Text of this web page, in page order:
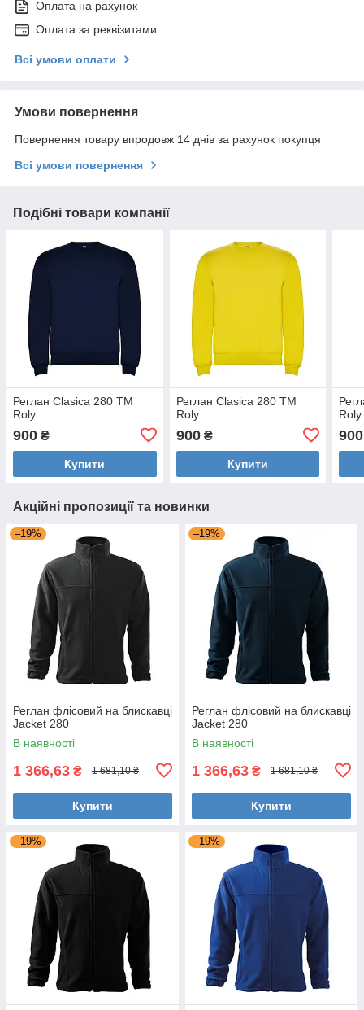
Оплата на рахунок
Оплата за реквізитами
Всі умови оплати
Умови повернення
Повернення товару впродовж 14 днів за рахунок покупця
Всі умови повернення
Подібні товари компанії
Реглан Clasica 280 ТМ
Roly
900 ₴
Купити
Реглан Clasica 280 ТМ
Roly
900₴
Купити
Roly
900
Акційні пропозиції та новинки
–19%
Реглан флісовий на блискавці
Jacket 280
В наявності
1 366,63 ₴ 1 681,10 ₴
Купити
–19%
Реглан флісовий на блискавці
Jacket 280
В наявності
1 366,63 ₴ 1 681,10 ₴
Купити
–19% –19%